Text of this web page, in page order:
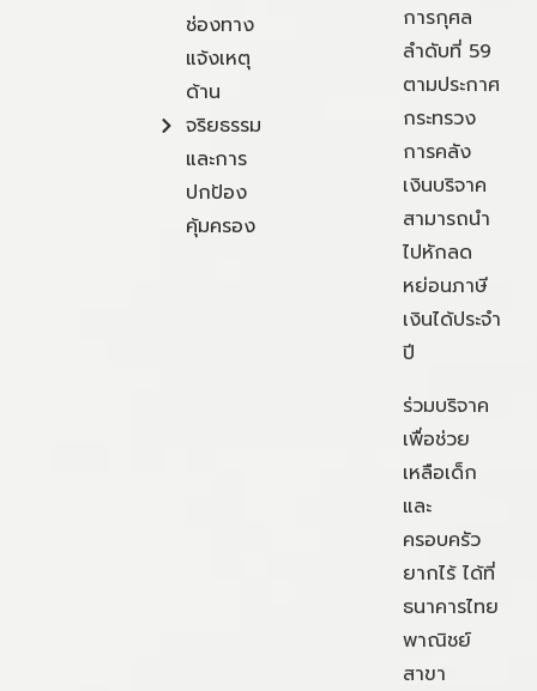
ช่องทาง
แจ้งเหตุ
ด้าน
จริยธรรม
และการ
ปกป้อง
คุ้มครอง
การกุศล
ลำดับที่ 59
ตามประกาศ
กระทรวง
การคลัง
เงินบริจาค
สามารถนำ
ไปหักลด
หย่อนภาษี
เงินได้ประจำ
ปี
ร่วมบริจาค
เพื่อช่วย
เหลือเด็ก
และ
ครอบครัว
ยากไร้ ได้ที่
ธนาคารไทย
พาณิชย์
สาขา